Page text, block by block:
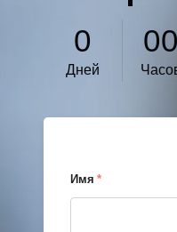
0
Дней
00
Имя *